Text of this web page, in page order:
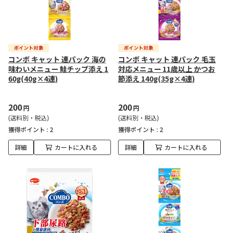
コンボ キャット 連パック 海の
味わいメニュー 鮭チップ添え 1
60g(40g×4連)
200円
(送料別・税込)
獲得ポイント : 2
詳細 カートに入れる
コンボ キャット 連パック 毛玉
対応メニュー 11歳以上 かつお
節添え 140g(35g×4連)
200円
(送料別・税込)
獲得ポイント : 2
詳細 カートに入れる